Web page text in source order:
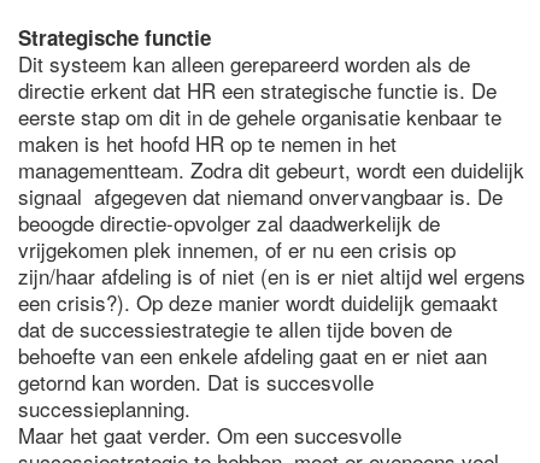
Strategische functie
Dit systeem kan alleen gerepareerd worden als de
directie erkent dat HR een strategische functie is. De
eerste stap om dit in de gehele organisatie kenbaar te
maken is het hoofd HR op te nemen in het
managementteam. Zodra dit gebeurt, wordt een duidelijk
signaal afgegeven dat niemand onvervangbaar is. De
beoogde directie-opvolger zal daadwerkelijk de
vrijgekomen plek innemen, of er nu een crisis op
zijn/haar afdeling is of niet (en is er niet altijd wel ergens
een crisis?). Op deze manier wordt duidelijk gemaakt
dat de successiestrategie te allen tijde boven de
behoefte van een enkele afdeling gaat en er niet aan
getornd kan worden. Dat is succesvolle
successieplanning.
Maar het gaat verder. Om een succesvolle